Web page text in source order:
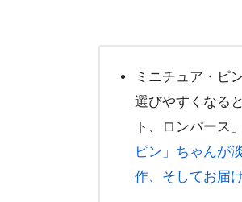
ミニチュア・ピ
選びやすくなる
ト、ロンパース
ピン」ちゃんが
作、そしてお届